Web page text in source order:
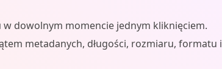
w dowolnym momencie jednym kliknięciem.
metadanych, długości, rozmiaru, formatu i